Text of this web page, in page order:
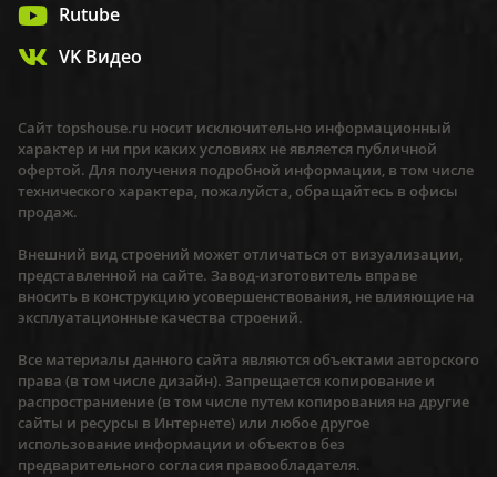
Rutube
VK Видео
Сайт topshouse.ru носит исключительно информационный
характер и ни при каких условиях не является публичной
офертой. Для получения подробной информации, в том числе
технического характера, пожалуйста, обращайтесь в офисы
продаж.
Внешний вид строений может отличаться от визуализации,
представленной на сайте. Завод-изготовитель вправе
вносить в конструкцию усовершенствования, не влияющие на
эксплуатационные качества строений.
Все материалы данного сайта являются объектами авторского
права (в том числе дизайн). Запрещается копирование и
распространиение (в том числе путем копирования на другие
сайты и ресурсы в Интернете) или любое другое
использование информации и объектов без
предварительного согласия правообладателя.